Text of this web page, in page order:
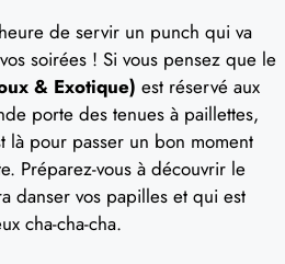
de servir un punch qui va
soirées ! Si vous pensez que le
& Exotique) est réservé aux
porte des tenues à paillettes,
là pour passer un bon moment
Préparez-vous à découvrir le
danser vos papilles et qui est
cha-cha-cha.